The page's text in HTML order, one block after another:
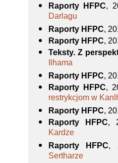
Raporty HFPC,
Darlagu
Raporty HFPC,
Raporty HFPC,
Teksty. Z
Ilhama
Raporty HFPC,
Raporty HFPC,
restrykcjom w
Raporty HFPC,
Raporty HFPC,
Kardze
Raporty HFPC,
Sertharze